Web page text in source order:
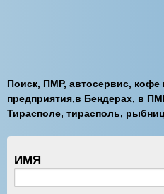
Поиск, ПМР, автосервис,
предприятия,в Бендерах, в
Тирасполе, тирасполь,
ИМЯ